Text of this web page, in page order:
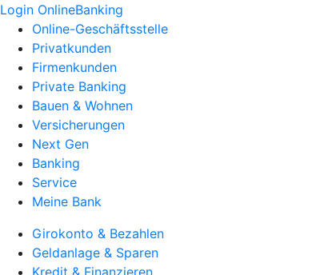
Login OnlineBanking
Online-Geschäftsstelle
Privatkunden
Firmenkunden
Private Banking
Bauen & Wohnen
Versicherungen
Next Gen
Banking
Service
Meine Bank
Girokonto & Bezahlen
Geldanlage & Sparen
Kredit & Finanzieren